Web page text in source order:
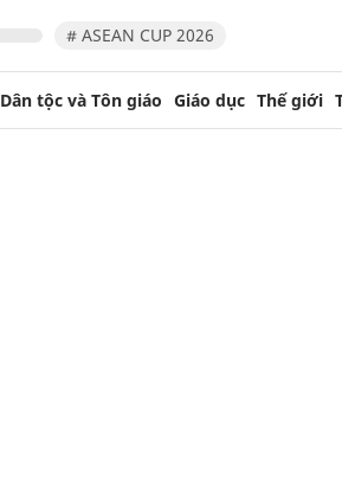
# ASEAN CUP 2026
Dân tộc và Tôn giáo Giáo dục Thế giới